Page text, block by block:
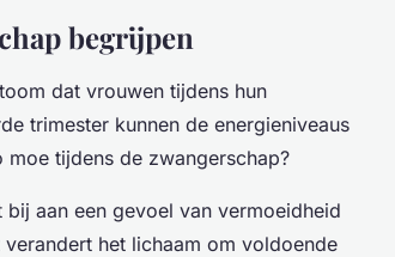
begrijpen
dat vrouwen tijdens hun
trimester kunnen de energieniveaus
tijdens de zwangerschap?
bij aan een gevoel van vermoeidheid
het lichaam om voldoende